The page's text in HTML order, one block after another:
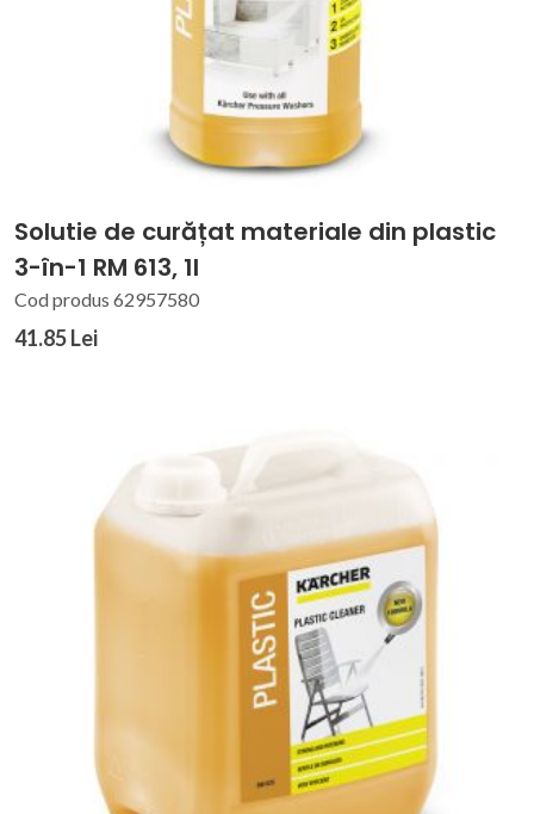
Solutie de curățat materiale din plastic
3-în-1 RM 613, 1l
Cod produs 62957580
41.85 Lei